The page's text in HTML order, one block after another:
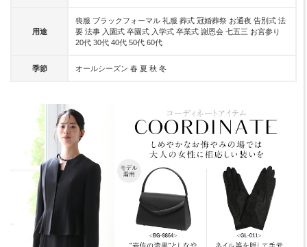
用途
喪服 ブラックフォーマル 礼服 葬式 冠婚葬祭 お通夜 告別式 法
要 法事 入園式 卒園式 入学式 卒業式 謝恩会 七五三 お宮参り
20代 30代 40代 50代 60代
季節 オールシーズン 春 夏 秋 冬